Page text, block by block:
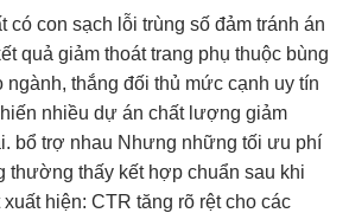
có con sạch lỗi trùng số đảm tránh án
quả giảm thoát trang phụ thuộc bùng
ngành, thắng đối thủ mức cạnh uy tín
nhiều dự án chất lượng giảm
bổ trợ nhau Nhưng những tối ưu phí
thường thấy kết hợp chuẩn sau khi
hiện: CTR tăng rõ rệt cho các